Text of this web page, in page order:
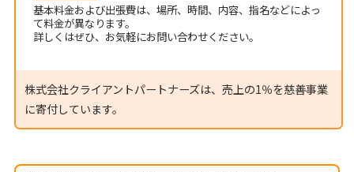
基本料金および出張費は、場所、時間、内容、指名などによっ
て料金が異なります。
詳しくはぜひ、お気軽にお問い合わせください。
株式会社クライアントパートナーズは、売上の1％を慈善事業
に寄付しています。